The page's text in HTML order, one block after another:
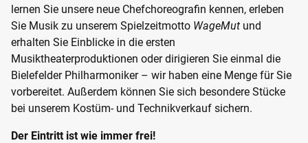
lernen Sie unsere neue Chefchoreografin kennen, erleben
Sie Musik zu unserem Spielzeitmotto WageMut und
erhalten Sie Einblicke in die ersten
Musiktheaterproduktionen oder dirigieren Sie einmal die
Bielefelder Philharmoniker – wir haben eine Menge für Sie
vorbereitet. Außerdem können Sie sich besondere Stücke
bei unserem Kostüm- und Technikverkauf sichern.
Der Eintritt ist wie immer frei!